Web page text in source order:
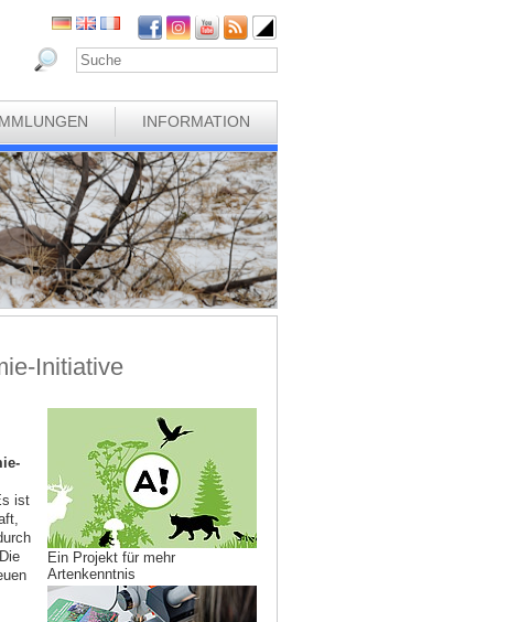
INFORMATION
Initiative
Ein Projekt für mehr
Artenkenntnis
ist